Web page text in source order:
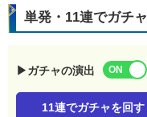
単発・11連でガチャ
▶ガチャの演出
11連でガチャを回す